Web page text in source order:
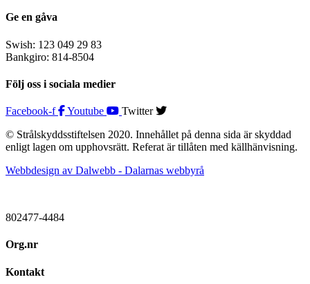
Ge en gåva
Swish: 123 049 29 83
Bankgiro: 814-8504
Följ oss i sociala medier
Facebook-f Youtube
Twitter
© Strålskyddsstiftelsen 2020. Innehållet på denna sida är skyddad
enligt lagen om upphovsrätt. Referat är tillåten med källhänvisning.
Webbdesign av Dalwebb - Dalarnas webbyrå
802477-4484
Org.nr
Kontakt